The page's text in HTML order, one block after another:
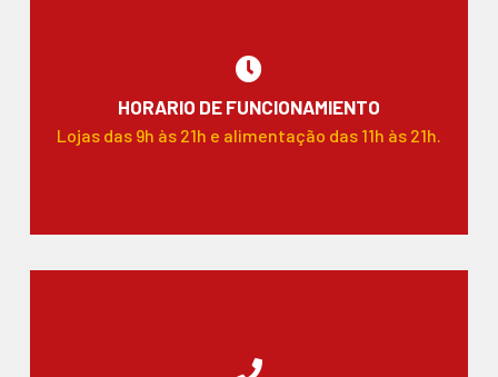
HORARIO DE FUNCIONAMIENTO
Lojas das 9h às 21h e alimentação das 11h às 21h.